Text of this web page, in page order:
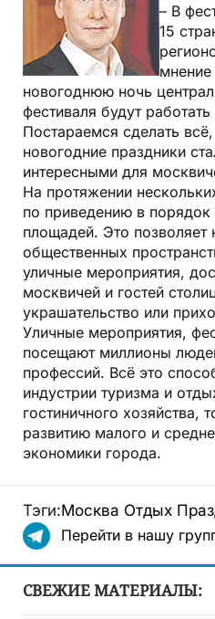
– В
15
новогоднюю ночь
фестиваля будут
Постараемся сделать
новогодние праздники
интересными для
На протяжении
по приведению в
площадей. Это позволяет
общественных
уличные мероприятия,
москвичей и гостей
украшательство или
Уличные мероприятия,
посещают миллионы
профессий. Всё это
индустрии туризма и
гостиничного хозяйства,
развитию малого и
экономики города.
Тэги:Москва Отдых
Перейти в нашу
СВЕЖИЕ МАТЕРИАЛЫ: